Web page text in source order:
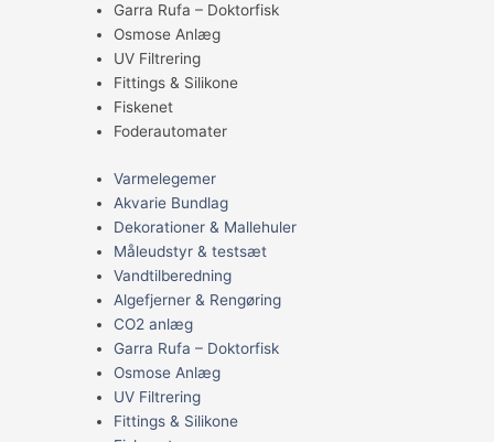
Garra Rufa – Doktorfisk
Osmose Anlæg
UV Filtrering
Fittings & Silikone
Fiskenet
Foderautomater
Varmelegemer
Akvarie Bundlag
Dekorationer & Mallehuler
Måleudstyr & testsæt
Vandtilberedning
Algefjerner & Rengøring
CO2 anlæg
Garra Rufa – Doktorfisk
Osmose Anlæg
UV Filtrering
Fittings & Silikone